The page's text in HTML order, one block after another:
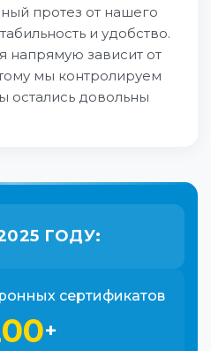
протез от нашего
и удобство.
напрямую зависит от
мы контролируем
остались довольны
ГОДУ:
сертификатов
+